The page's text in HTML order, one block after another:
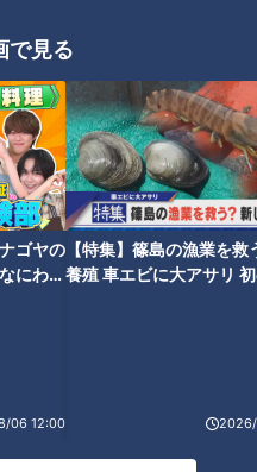
で見る
ゴヤの
にわ実
06 12:00
【特集】篠島の漁業を救
養殖 車エビに大アサリ
力が低下していく難病…“パラ
ライマー”の女性が「手探り」
世界へ